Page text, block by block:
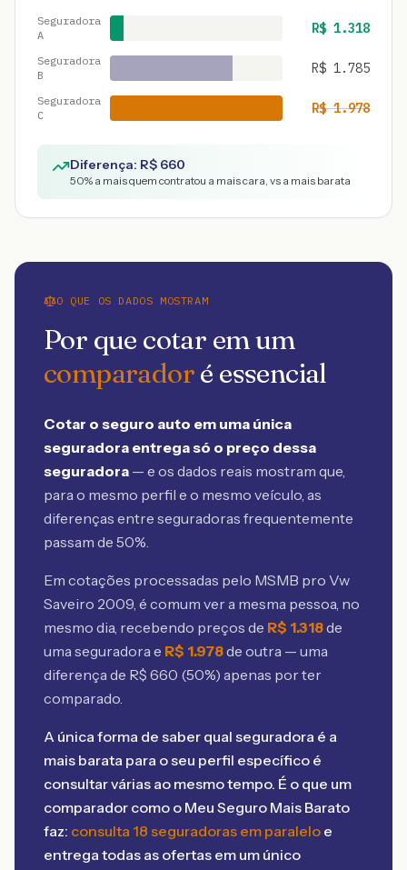
Seguradora
A
R$ 1.318
Seguradora
B
R$ 1.785
Seguradora
C
R$1.978
Diferença: R$ 660
50% a mais quem contratou a mais cara, vs a mais barata
O QUE OS DADOS MOSTRAM
Por que cotar em um
comparadoré essencial
Cotar o seguro auto em uma única
seguradora entrega só o preço dessa
seguradora — e os dados reais mostram que,
para o mesmo perfil e o mesmo veículo, as
diferenças entre seguradoras frequentemente
passam de 50%.
Em cotações processadas pelo MSMB pro Vw
Saveiro 2009, é comum ver a mesma pessoa, no
mesmo dia, recebendo preços de R$ 1.318de
uma seguradora e R$ 1.978de outra — uma
diferença de R$ 660 (50%) apenas por ter
comparado.
A única forma de saber qual seguradora é a
mais barata para o seu perfil específico é
consultar várias ao mesmo tempo. É o que um
comparador como o Meu Seguro Mais Barato
faz: consulta 18 seguradoras em paralelo e
entrega todas as ofertas em um único